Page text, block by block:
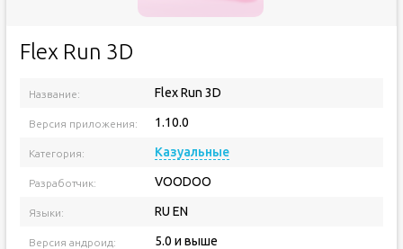
Flex Run 3D
Название: Flex Run 3D
Версия приложения: 1.10.0
Категория: Казуальные
Разработчик: VOODOO
Языки: RU EN
Версия андроид: 5.0 и выше